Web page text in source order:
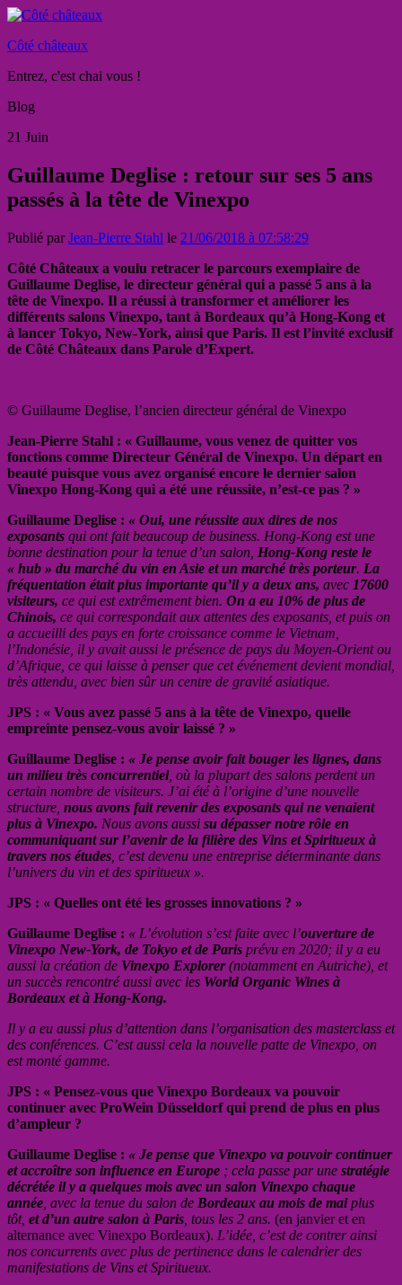
Côté châteaux
Entrez, c'est chai vous !
Blog
21 Juin
Guillaume Deglise : retour sur ses 5 ans
passés à la tête de Vinexpo
Publié parJean-Pierre Stahl le 21/06/2018 à 07:58:29
Côté Châteaux a voulu retracer le parcours exemplaire de
Guillaume Deglise, le directeur général qui a passé 5 ans à la
tête de Vinexpo. Il a réussi à transformer et améliorer les
différents salons Vinexpo, tant à Bordeaux qu’à Hong-Kong et
à lancer Tokyo, New-York, ainsi que Paris. Il est l’invité exclusif
de Côté Châteaux dans Parole d’Expert.
© Guillaume Deglise, l’ancien directeur général de Vinexpo
Jean-Pierre Stahl : « Guillaume, vous venez de quitter vos
fonctions comme Directeur Général de Vinexpo. Un départ en
beauté puisque vous avez organisé encore le dernier salon
Vinexpo Hong-Kong qui a été une réussite, n’est-ce pas ? »
Guillaume Deglise : « Oui, une réussite aux dires de nos
exposants qui ont fait beaucoup de business. Hong-Kong est une
bonne destination pour la tenue d’un salon, Hong-Kong reste le
« hub » du marché du vin en Asie et un marché très porteur. La
fréquentation était plus importante qu’il y a deux ans, avec 17600
visiteurs, ce qui est extrêmement bien. On a eu 10% de plus de
Chinois, ce qui correspondait aux attentes des exposants, et puis on
a accueilli des pays en forte croissance comme le Vietnam,
l’Indonésie, il y avait aussi le présence de pays du Moyen-Orient ou
d’Afrique, ce qui laisse à penser que cet événement devient mondial,
très attendu, avec bien sûr un centre de gravité asiatique.
JPS : « Vous avez passé 5 ans à la tête de Vinexpo, quelle
empreinte pensez-vous avoir laissé ? »
Guillaume Deglise : « Je pense avoir fait bouger les lignes, dans
un milieu très concurrentiel, où la plupart des salons perdent un
certain nombre de visiteurs. J’ai été à l’origine d’une nouvelle
structure, nous avons fait revenir des exposants qui ne venaient
plus à Vinexpo. Nous avons aussi su dépasser notre rôle en
communiquant sur l’avenir de la filière des Vins et Spiritueux à
travers nos études , c’est devenu une entreprise déterminante dans
l’univers du vin et des spiritueux ».
JPS : « Quelles ont été les grosses innovations ? »
Guillaume Deglise : « L’évolution s’est faite avec l’ouverture de
Vinexpo New-York, de Tokyo et de Paris prévu en 2020; il y a eu
aussi la création de Vinexpo Explorer(notamment en Autriche), et
un succès rencontré aussi avec les World Organic Wines à
Bordeaux et à Hong-Kong.
Il y a eu aussi plus d’attention dans l’organisation des masterclass et
des conférences. C’est aussi cela la nouvelle patte de Vinexpo, on
est monté gamme.
JPS : « Pensez-vous que Vinexpo Bordeaux va pouvoir
continuer avec ProWein Düsseldorf qui prend de plus en plus
d’ampleur ?
Guillaume Deglise : « Je pense que Vinexpo va pouvoir continuer
et accroître son influence en Europe ; cela passe par une stratégie
décrétée il y a quelques mois avec un salon Vinexpo chaque
année , avec la tenue du salon de Bordeaux au mois de maiplus
tôt, et d’un autre salon à Paris , tous les 2 ans. (en janvier et en
alternance avec Vinexpo Bordeaux). L’idée, c’est de contrer ainsi
nos concurrents avec plus de pertinence dans le calendrier des
manifestations de Vins et Spiritueux.